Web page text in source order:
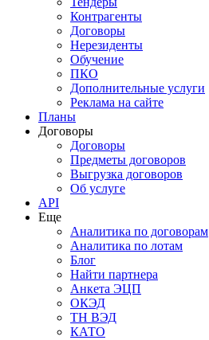
Контрагенты
Договоры
Нерезиденты
Обучение
ПКО
Дополнительные услуги
Реклама на сайте
Планы
Договоры
Договоры
Предметы договоров
Выгрузка договоров
Об услуге
API
Еще
Аналитика по договорам
Аналитика по лотам
Блог
Найти партнера
Анкета ЭЦП
ОКЭД
ТН ВЭД
КАТО